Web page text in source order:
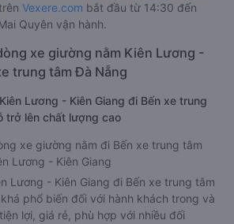
Vexere.com bắt đầu từ 14:30 đến
Quyên vận hành.
xe giường nằm Kiên Lương -
trung tâm Đà Nẵng
Lương - Kiên Giang đi Bến xe trung
trở lên chất lượng cao
xe giường nằm đi Bến xe trung tâm
Lương - Kiên Giang
Lương - Kiên Giang đi Bến xe trung tâm
phổ biến đối với hành khách trong và
lợi, giá rẻ, phù hợp với nhiều đối